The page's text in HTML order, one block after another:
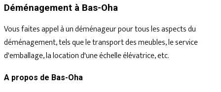
Déménagement à Bas-Oha
Vous faites appel à un déménageur pour tous les aspects du
déménagement, tels que le transport des meubles, le service
d'emballage, la location d'une échelle élévatrice, etc.
A propos de Bas-Oha